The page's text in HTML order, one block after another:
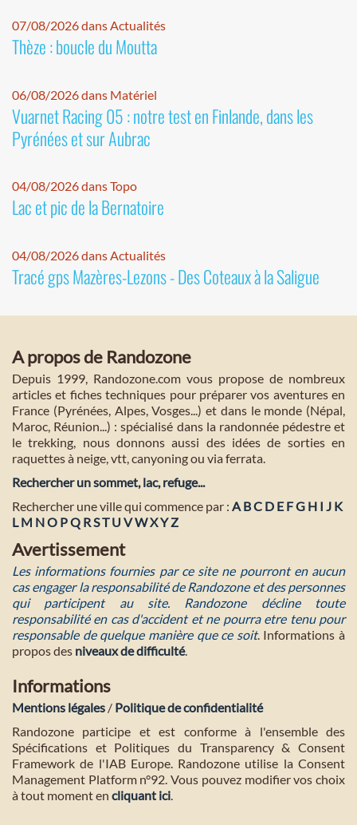
07/08/2026 dans Actualités
Thèze : boucle du Moutta
06/08/2026 dans Matériel
Vuarnet Racing 05 : notre test en Finlande, dans les
Pyrénées et sur Aubrac
04/08/2026 dans Topo
Lac et pic de la Bernatoire
04/08/2026 dans Actualités
Tracé gps Mazères-Lezons - Des Coteaux à la Saligue
A propos de Randozone
Depuis 1999, Randozone.com vous propose de nombreux
articles et fiches techniques pour préparer vos aventures en
France (Pyrénées, Alpes, Vosges...) et dans le monde (Népal,
Maroc, Réunion...) : spécialisé dans la randonnée pédestre et
le trekking, nous donnons aussi des idées de sorties en
raquettes à neige, vtt, canyoning ou via ferrata.
Rechercher un sommet, lac, refuge...
Rechercher une ville qui commence par : A BC D E FG H I J K
L M NO PQ RST U VWXYZ
Avertissement
Les informations fournies par ce site ne pourront en aucun
cas engager la responsabilité de Randozone et des personnes
qui participent au site. Randozone décline toute
responsabilité en cas d'accident et ne pourra etre tenu pour
responsable de quelque manière que ce soit. Informations à
propos des niveaux de difficulté.
Informations
Mentions légales / Politique de confidentialité
Randozone participe et est conforme à l'ensemble des
Spécifications et Politiques du Transparency & Consent
Framework de l'IAB Europe. Randozone utilise la Consent
Management Platform n°92. Vous pouvez modifier vos choix
à tout moment en cliquant ici.